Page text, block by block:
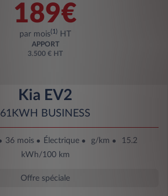
189€
par mois(1) HT
APPORT
3.500 € HT
Kia EV2
61KWH BUSINESS
36 mois Électrique g/km
15.2
kWh/100 km
Offre spéciale